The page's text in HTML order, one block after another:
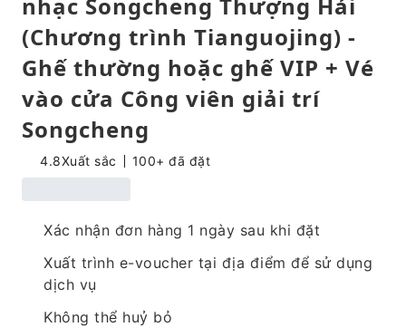
(Chương trình Tianguojing) -
Ghế thường hoặc ghế VIP + Vé
vào cửa Công viên giải trí
Songcheng
4.8Xuất sắc 100+ đã đặt
Xác nhận đơn hàng 1 ngày sau khi đặt
Xuất trình e-voucher tại địa điểm để sử dụng
dịch vụ
Không thể huỷ bỏ